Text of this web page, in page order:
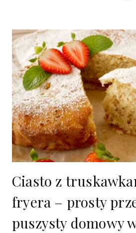
Ciasto z
fryera – prosty
puszysty domowy